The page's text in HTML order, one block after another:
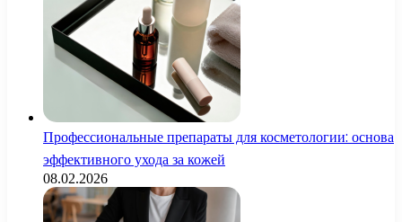
Профессиональные препараты для косметологии: основа
эффективного ухода за кожей
08.02.2026